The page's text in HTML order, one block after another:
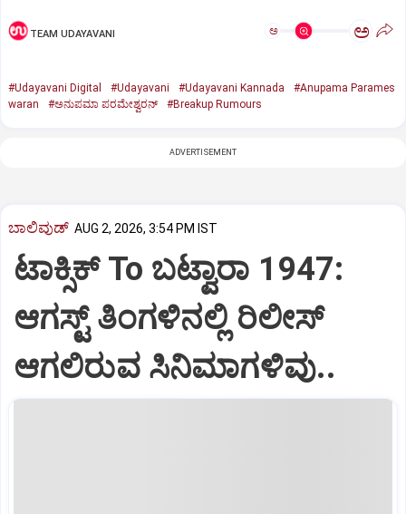
TEAM UDAYAVANI ಅ ಅ
#Udayavani Digital #Udayavani #Udayavani Kannada
#Anupama Parames
waran
#ಅನುಪಮಾ ಪರಮೇಶ್ವರನ್ #Breakup Rumours
ADVERTISEMENT
ಬಾಲಿವುಡ್‌ AUG 2, 2026, 3:54 PM IST
ಟಾಕ್ಸಿಕ್ To ಬಟ್ವಾರಾ 1947:
ಆಗಸ್ಟ್‌ ತಿಂಗಳಿನಲ್ಲಿ ರಿಲೀಸ್‌
ಆಗಲಿರುವ ಸಿನಿಮಾಗಳಿವು..